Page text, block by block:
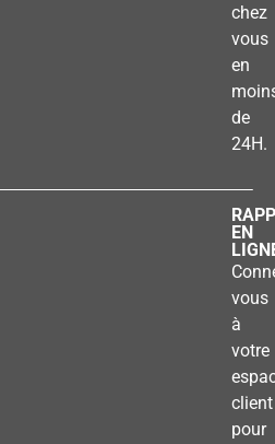
chez
vous
en
de
24H.
EN
vous
à
votre
client
pour